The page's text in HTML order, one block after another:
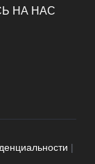
НА НАС
|